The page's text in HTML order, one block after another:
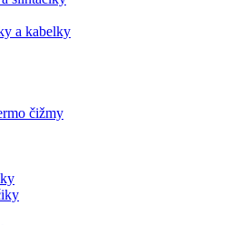
a kabelky
čižmy